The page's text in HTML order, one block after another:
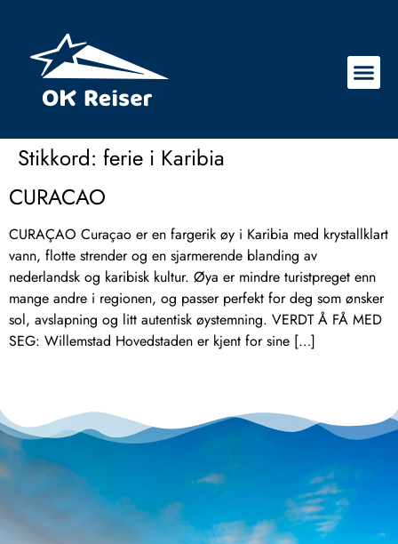
Stikkord: ferie i Karibia
CURACAO
CURAÇAO Curaçao er en fargerik øy i Karibia med krystallklart
vann, flotte strender og en sjarmerende blanding av
nederlandsk og karibisk kultur. Øya er mindre turistpreget enn
mange andre i regionen, og passer perfekt for deg som ønsker
sol, avslapning og litt autentisk øystemning. VERDT Å FÅ MED
SEG: Willemstad Hovedstaden er kjent for sine […]